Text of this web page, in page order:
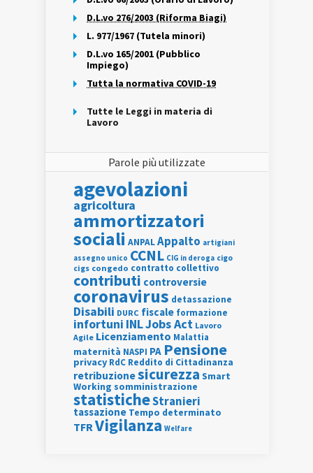
D.L.vo 276/2003 (Riforma Biagi)
L. 977/1967 (Tutela minori)
D.L.vo 165/2001 (Pubblico
Impiego)
Tutta la normativa COVID-19
Tutte le Leggi in materia di
Lavoro
Parole più utilizzate
agevolazioni
agricoltura
ammortizzatori
sociali ANPALAppalto artigiani
assegno unico CCNL CIG in deroga cigo
cigs congedo contratto collettivo
contributi controversie
coronavirus detassazione
Disabili DURC fiscale formazione
infortuni INLJobs Act Lavoro
Agile Licenziamento Malattia
maternità NASPI PA Pensione
privacy RdC Reddito di Cittadinanza
retribuzionesicurezza Smart
Working somministrazione
statisticheStranieri
tassazione Tempo determinato
TFRVigilanza Welfare